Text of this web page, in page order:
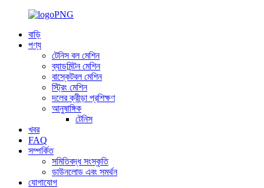
বাড়ি
পণ্য
টেনিস বল মেশিন
ব্যাডমিন্টন মেশিন
বাস্কেটবল মেশিন
স্ট্রিং মেশিন
দলের ক্রীড়া প্রশিক্ষণ
আনুষাঙ্গিক
টেনিস
খবর
FAQ
সম্পর্কিত
সমিতিবদ্ধ সংস্কৃতি
ডাউনলোড এবং সমর্থন
যোগাযোগ